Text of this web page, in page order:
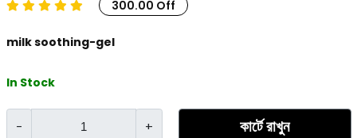
300.00 Off
milk soothing-gel
In Stock
- + কার্টে রাখুন